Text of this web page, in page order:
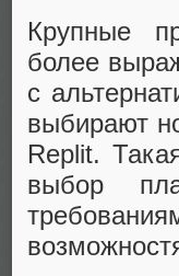
Крупные
более
с
выбирают
Replit.
выбор